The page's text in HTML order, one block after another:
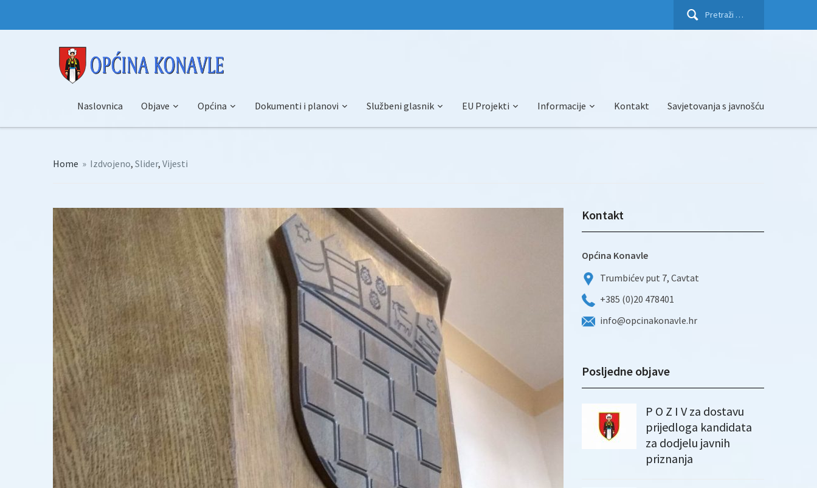
Pretraži:
Naslovnica Objave Općina Dokumenti i planovi Službeni glasnik EU Projekti Informacije Kontakt Savjetovanja s javnošću
Home » Izdvojeno, Slider, Vijesti
Kontakt
Općina Konavle
Trumbićev put 7, Cavtat
+385 (0)20 478401
info@opcinakonavle.hr
Posljedne objave
P O Z I V za dostavu
prijedloga kandidata
za dodjelu javnih
priznanja